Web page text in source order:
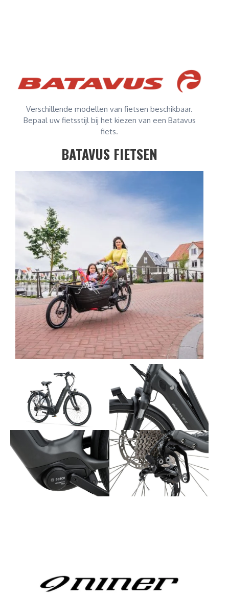
Verschillende modellen van fietsen beschikbaar.
Bepaal uw fietsstijl bij het kiezen van een Batavus
fiets.
BATAVUS FIETSEN